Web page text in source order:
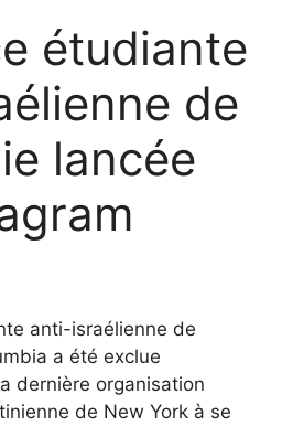
étudiante
de
lancée
anti-israélienne de
a été exclue
dernière organisation
de New York à se